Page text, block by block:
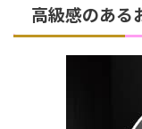
高級感のある